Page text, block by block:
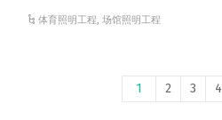
体育照明工程,场馆照明工程
1 2 3 4